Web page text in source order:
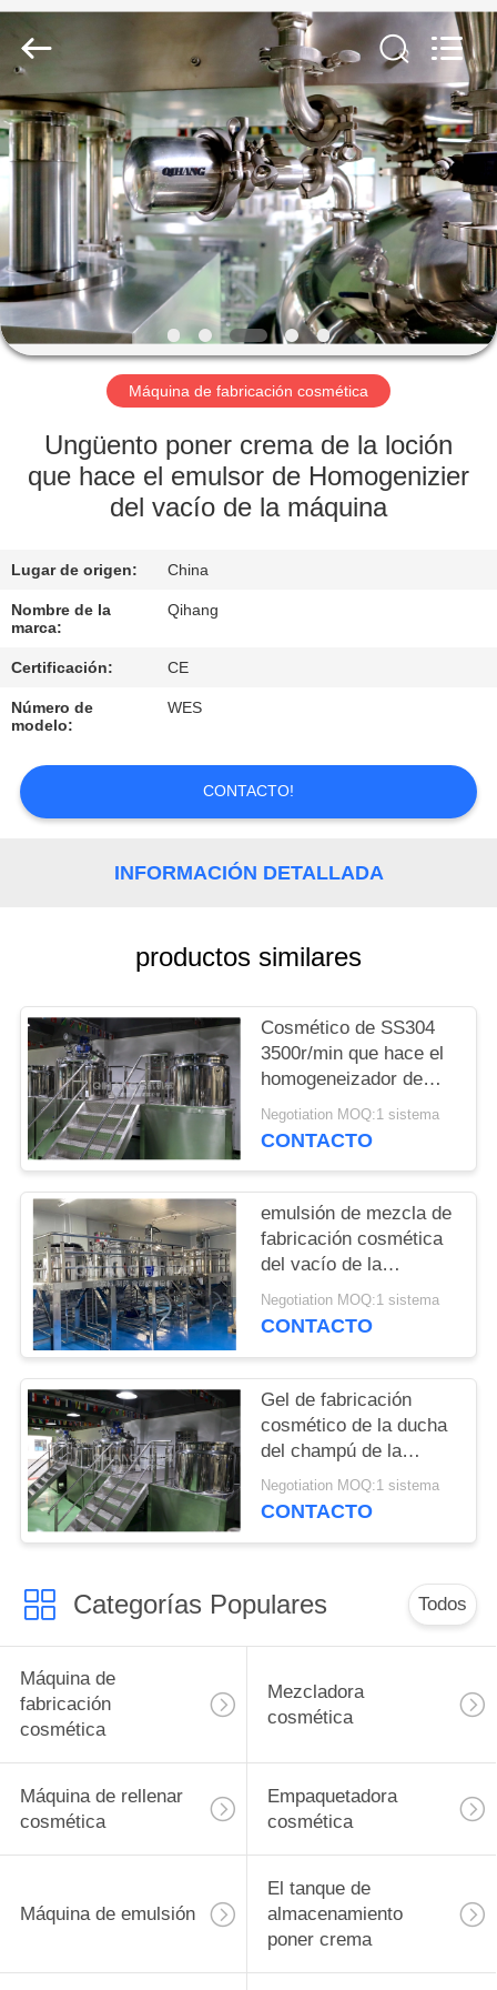
HOGAR
PRODUCTOS
SOBRE
NOSOTROS
VIAJE
FÁBRICA
DE
CALIDAD
EN
CONTACTO
CON
NOTICIAS
CASOS
fabricación
Proveedor.
Copyright
2020
2022
cosmetic-
makingmachine.com.
All
Rights
Reserved.
Máquina de fabricación cosmética
Ungüento poner crema de la loción
que hace el emulsor de Homogenizier
del vacío de la máquina
Lugar de origen: China
Nombre de la
marca:
Qihang
Certificación: CE
Número de
modelo:
WES
CONTACTO!
INFORMACIÓN DETALLADA
productos similares
Cosmético de SS304
3500r/min que hace el
homogeneizador de
mezcla de la máquina
Negotiation MOQ:1 sistema
CONTACTO
emulsión de mezcla de
fabricación cosmética
del vacío de la
máquina del champú
del acondicionador
Negotiation MOQ:1 sistema
CONTACTO
Gel de fabricación
cosmético de la ducha
del champú de la
máquina de SUS316L
vacío detergente
Negotiation MOQ:1 sistema
CONTACTO
Categorías Populares Todos
Máquina de
fabricación
cosmética
Mezcladora
cosmética
Máquina de rellenar
cosmética
Empaquetadora
cosmética
Máquina de emulsión
El tanque de
almacenamiento
poner crema